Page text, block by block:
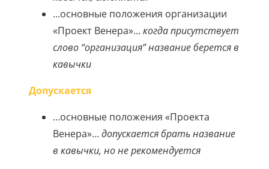
…основные положения организации
«Проект Венера»…когда присутствует
слово “организация” название берется в
кавычки
Допускается
…основные положения «Проекта
Венера»…допускается брать название
в кавычки, но не рекомендуется